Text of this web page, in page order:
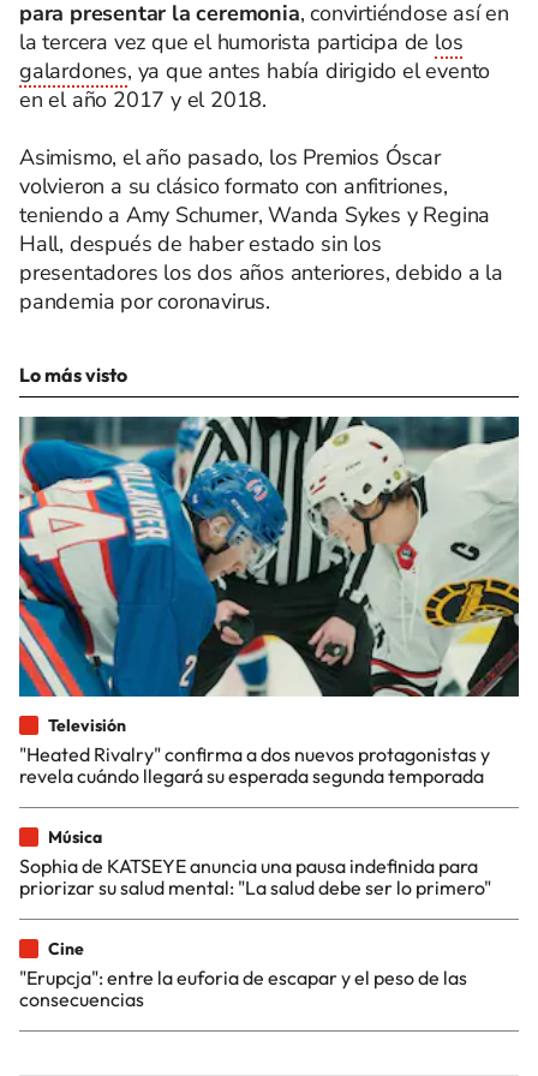
para presentar la ceremonia, convirtiéndose así en
la tercera vez que el humorista participa de los
galardones, ya que antes había dirigido el evento
en el año 2017 y el 2018.
Asimismo, el año pasado, los Premios Óscar
volvieron a su clásico formato con anfitriones,
teniendo a Amy Schumer, Wanda Sykes y Regina
Hall, después de haber estado sin los
presentadores los dos años anteriores, debido a la
pandemia por coronavirus.
Lo más visto
Televisión
"Heated Rivalry" confirma a dos nuevos protagonistas y
revela cuándo llegará su esperada segunda temporada
Música
Sophia de KATSEYE anuncia una pausa indefinida para
priorizar su salud mental: "La salud debe ser lo primero"
Cine
"Erupcja": entre la euforia de escapar y el peso de las
consecuencias